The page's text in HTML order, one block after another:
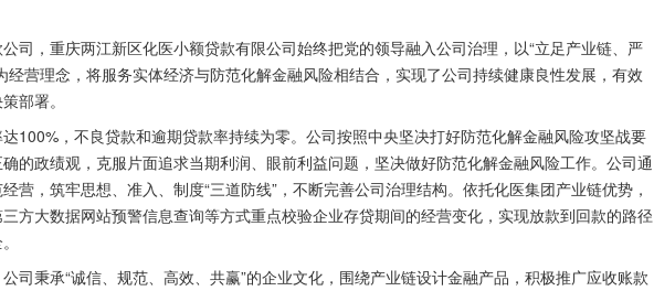
司，重庆两江新区化医小额贷款有限公司始终把党的领导融入公司治理，以“立足产业链、严
经营理念，将服务实体经济与防范化解金融风险相结合，实现了公司持续健康良性发展，有效
部署。
100%，不良贷款和逾期贷款率持续为零。公司按照中央坚决打好防范化解金融风险攻坚战要
的政绩观，克服片面追求当期利润、眼前利益问题，坚决做好防范化解金融风险工作。公司通
营，筑牢思想、准入、制度“三道防线”，不断完善公司治理结构。依托化医集团产业链优势，
方大数据网站预警信息查询等方式重点校验企业存贷期间的经营变化，实现放款到回款的路径
司秉承“诚信、规范、高效、共赢”的企业文化，围绕产业链设计金融产品，积极推广应收账款